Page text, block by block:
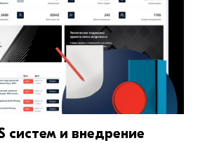
систем и внедрение